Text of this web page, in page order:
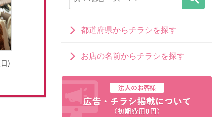
)
都道府県からチラシを探す
お店の名前からチラシを探す